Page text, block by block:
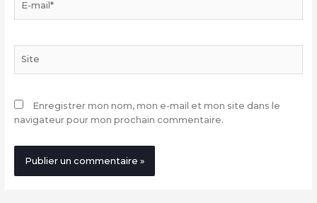
mail*
Enregistrer mon nom, mon e-mail et mon site dans le
navigateur pour mon prochain commentaire.